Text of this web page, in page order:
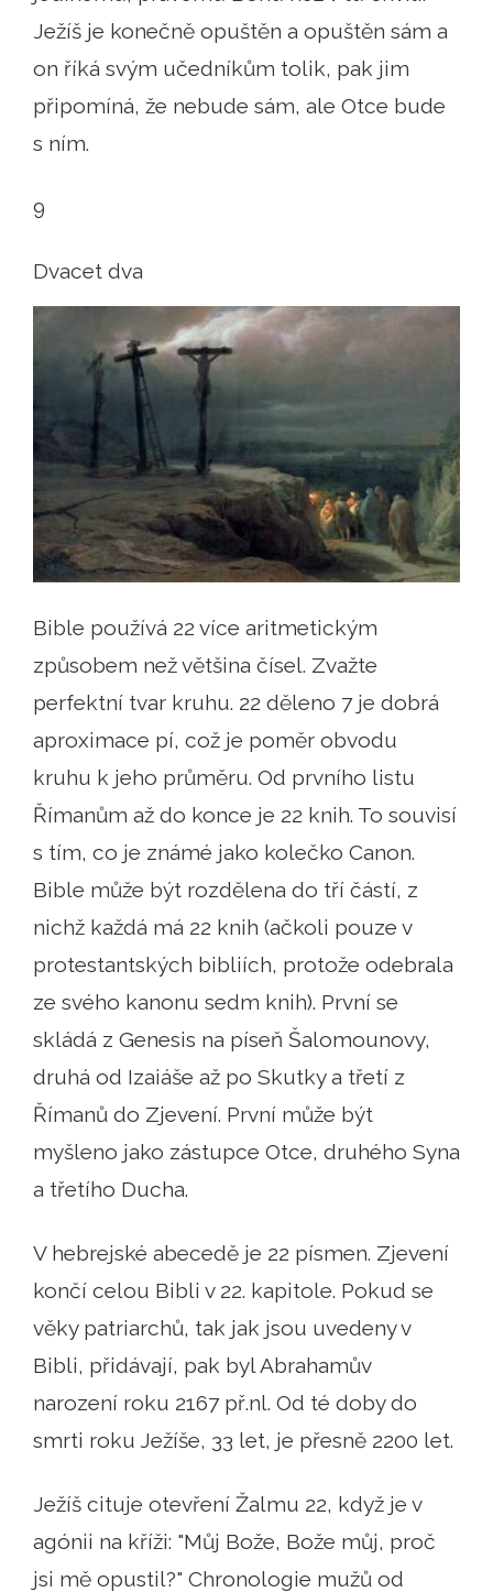
Ježíš je konečně opuštěn a opuštěn sám a
on říká svým učedníkům tolik, pak jim
připomíná, že nebude sám, ale Otce bude
s ním.
9
Dvacet dva
Bible používá 22 více aritmetickým
způsobem než většina čísel. Zvažte
perfektní tvar kruhu. 22 děleno 7 je dobrá
aproximace pí, což je poměr obvodu
kruhu k jeho průměru. Od prvního listu
Římanům až do konce je 22 knih. To souvisí
s tím, co je známé jako kolečko Canon.
Bible může být rozdělena do tří částí, z
nichž každá má 22 knih (ačkoli pouze v
protestantských bibliích, protože odebrala
ze svého kanonu sedm knih). První se
skládá z Genesis na píseň Šalomounovy,
druhá od Izaiáše až po Skutky a třetí z
Římanů do Zjevení. První může být
myšleno jako zástupce Otce, druhého Syna
a třetího Ducha.
V hebrejské abecedě je 22 písmen. Zjevení
končí celou Bibli v 22. kapitole. Pokud se
věky patriarchů, tak jak jsou uvedeny v
Bibli, přidávají, pak byl Abrahamův
narození roku 2167 př.nl. Od té doby do
smrti roku Ježíše, 33 let, je přesně 2200 let.
Ježíš cituje otevření Žalmu 22, když je v
agónii na kříži: "Můj Bože, Bože můj, proč
jsi mě opustil?" Chronologie mužů od